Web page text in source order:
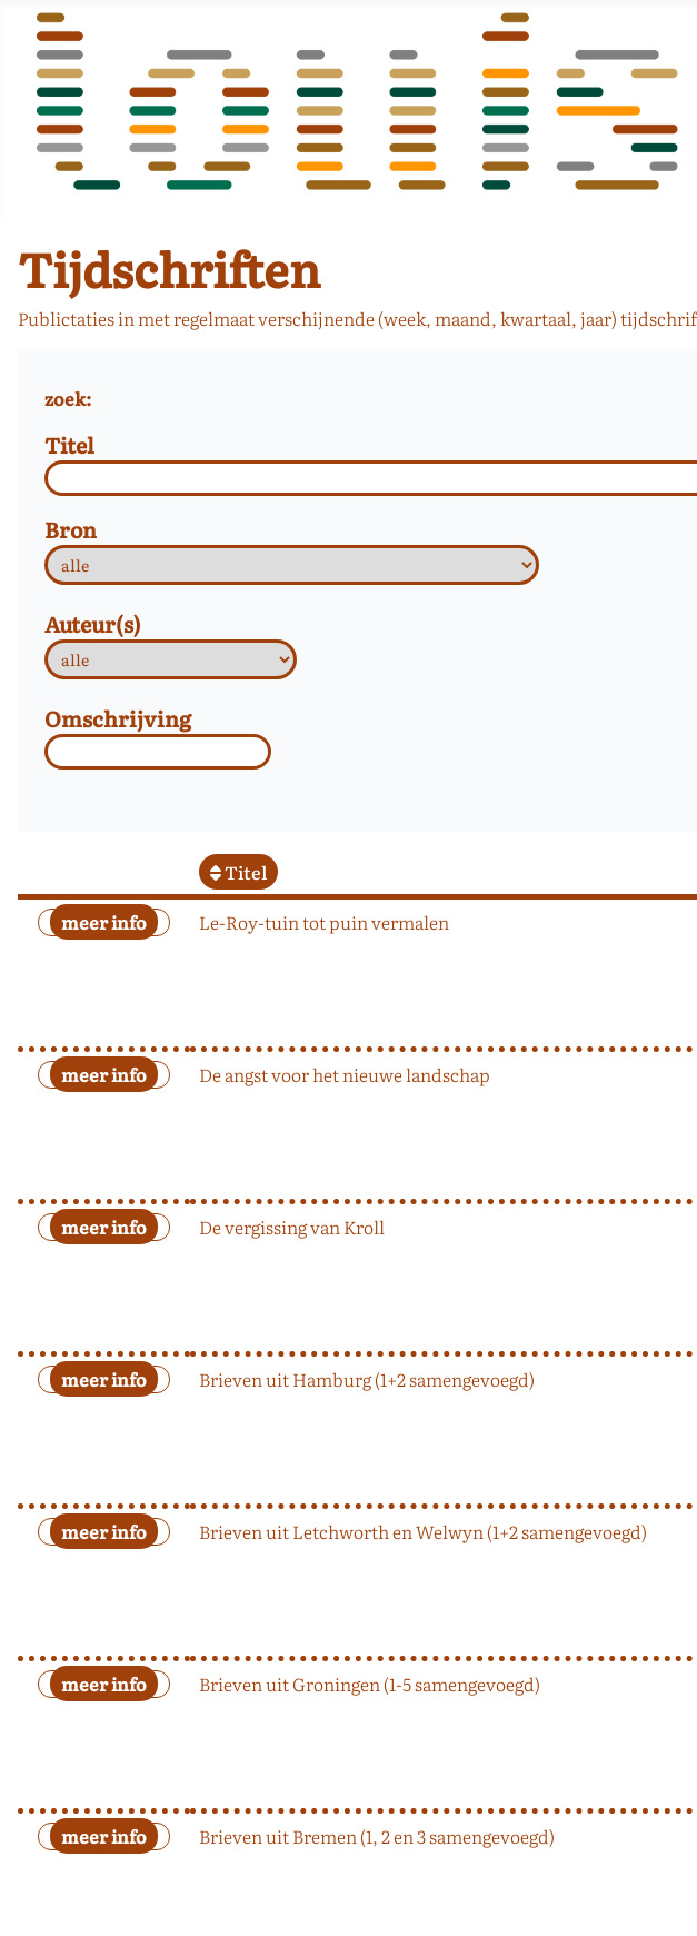
Tijdschriften
Publictaties in met regelmaat verschijnende (week, maand, kwartaal, jaar)
zoek:
Titel
Bron
Auteur(s)
Omschrijving
Titel
Le-Roy-tuin tot puin vermalen
De angst voor het nieuwe landschap
De vergissing van Kroll
Brieven uit Hamburg (1+2 samengevoegd)
Brieven uit Letchworth en Welwyn (1+2 samengevoegd)
Brieven uit Groningen (1-5 samengevoegd)
Brieven uit Bremen (1, 2 en 3 samengevoegd)